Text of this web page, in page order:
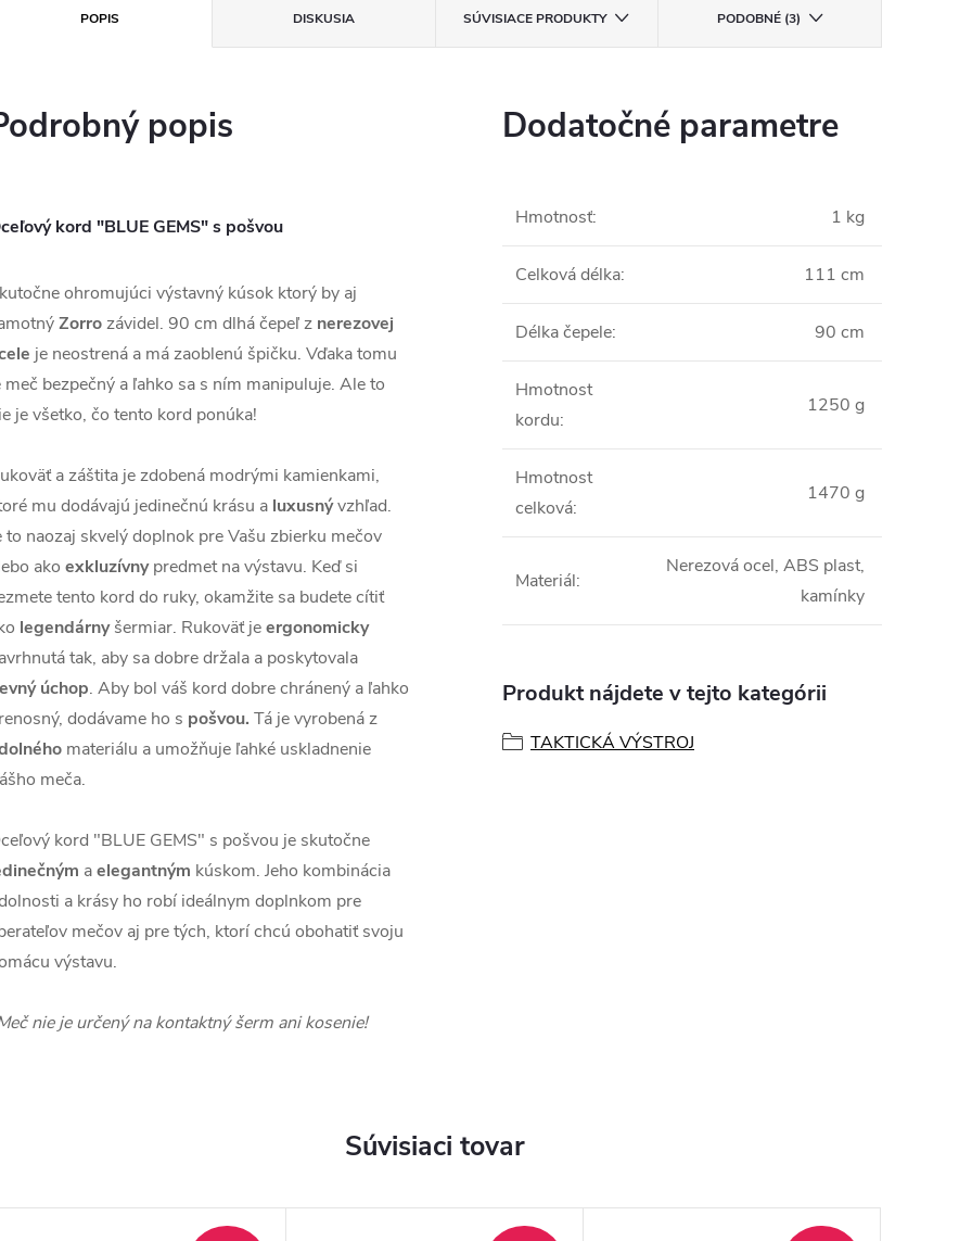
POPIS DISKUSIA SÚVISIACE PRODUKTY PODOBNÉ (3)
popis
kord "BLUE GEMS" s pošvou
ohromujúci výstavný kúsok ktorý by aj
Zorrozávidel. 90 cm dlhá čepeľ z nerezovej
je neostrená a má zaoblenú špičku. Vďaka tomu
meč bezpečný a ľahko sa s ním manipuluje. Ale to
je všetko, čo tento kord ponúka!
a záštita je zdobená modrými kamienkami,
mu dodávajú jedinečnú krásu a luxusnývzhľad.
to naozaj skvelý doplnok pre Vašu zbierku mečov
ako exkluzívnypredmet na výstavu. Keď si
tento kord do ruky, okamžite sa budete cítiť
legendárnyšermiar. Rukoväť jeergonomicky
tak, aby sa dobre držala a poskytovala
úchop. Aby bol váš kord dobre chránený a ľahko
dodávame ho s pošvou. Tá je vyrobená z
materiálu a umožňuje ľahké uskladnenie
meča.
kord "BLUE GEMS" s pošvou je skutočne
aelegantným kúskom. Jeho kombinácia
a krásy ho robí ideálnym doplnkom pre
mečov aj pre tých, ktorí chcú obohatiť svoju
výstavu.
nie je určený na kontaktný šerm ani kosenie!
Dodatočné parametre
Hmotnosť: 1 kg
Celková délka: 111 cm
Délka čepele: 90 cm
Hmotnost
kordu:
1250 g
Hmotnost
celková:
1470 g
Materiál:
Nerezová ocel, ABS plast,
kamínky
Produkt nájdete v tejto kategórii
TAKTICKÁ VÝSTROJ
Súvisiaci tovar